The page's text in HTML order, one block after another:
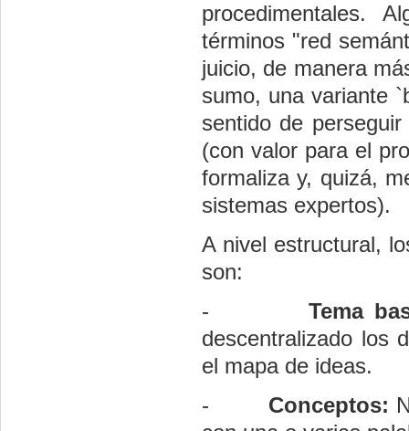
procedimentales.
términos "red
juicio, de manera
sumo, una variante
sentido de
(con valor para el
formaliza y, quizá,
sistemas expertos).
A nivel estructural,
son:
- Tema
descentralizado los
el mapa de ideas.
- Conceptos: